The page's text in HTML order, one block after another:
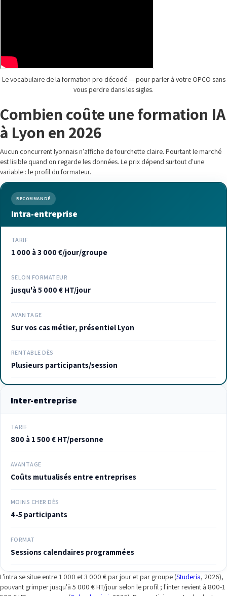
Le vocabulaire de la formation pro décodé — pour parler à votre OPCO sans
vous perdre dans les sigles.
Combien coûte une formation IA
à Lyon en 2026
Aucun concurrent lyonnais n'affiche de fourchette claire. Pourtant le marché
est lisible quand on regarde les données. Le prix dépend surtout d'une
variable : le profil du formateur.
RECOMMANDÉ
Intra-entreprise
TARIF
1 000 à 3 000 €/jour/groupe
SELON FORMATEUR
jusqu'à 5 000 € HT/jour
AVANTAGE
Sur vos cas métier, présentiel Lyon
RENTABLE DÈS
Plusieurs participants/session
Inter-entreprise
TARIF
800 à 1 500 € HT/personne
AVANTAGE
Coûts mutualisés entre entreprises
MOINS CHER DÈS
4-5 participants
FORMAT
Sessions calendaires programmées
L'intra se situe entre 1 000 et 3 000 € par jour et par groupe (Studeria, 2026),
pouvant grimper jusqu'à 5 000 € HT/jour selon le profil ; l'inter revient à 800-1